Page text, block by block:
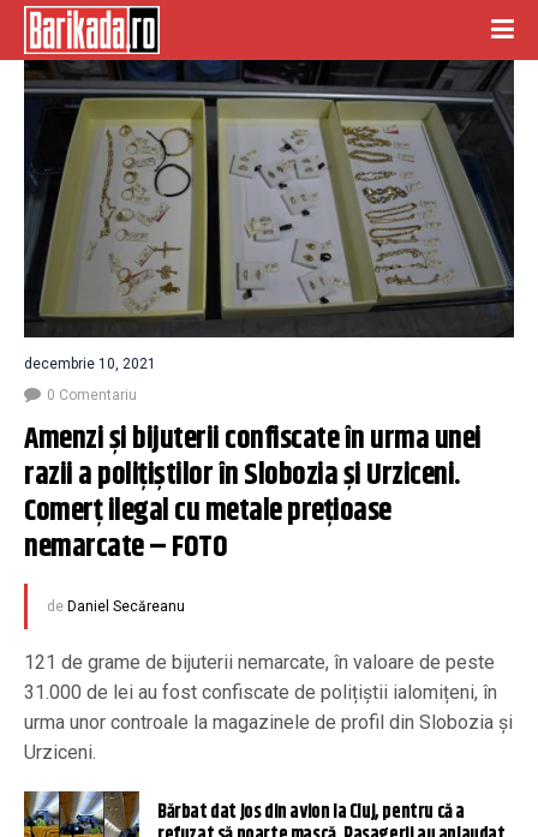
decembrie 10, 2021
0 Comentariu
Amenzi și bijuterii confiscate în urma unei
razii a polițiștilor în Slobozia și Urziceni.
Comerț ilegal cu metale prețioase
nemarcate – FOTO
de Daniel Secăreanu
121 de grame de bijuterii nemarcate, în valoare de peste
31.000 de lei au fost confiscate de polițiștii ialomițeni, în
urma unor controale la magazinele de profil din Slobozia și
Urziceni.
Bărbat dat jos din avion la Cluj, pentru că a